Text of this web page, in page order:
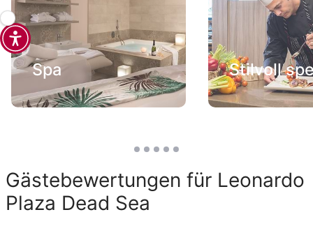
Spa Stilvoll
Gästebewertungen für Leonardo
Plaza Dead Sea